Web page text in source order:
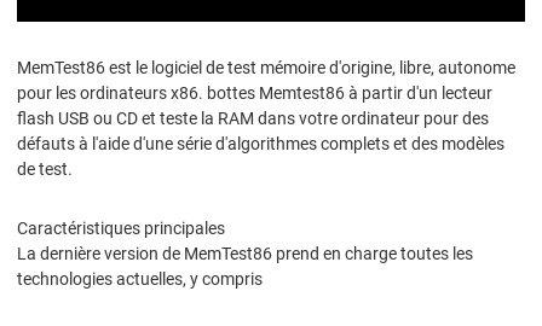
MemTest86 est le logiciel de test mémoire d'origine, libre, autonome
pour les ordinateurs x86. bottes Memtest86 à partir d'un lecteur
flash USB ou CD et teste la RAM dans votre ordinateur pour des
défauts à l'aide d'une série d'algorithmes complets et des modèles
de test.
Caractéristiques principales
La dernière version de MemTest86 prend en charge toutes les
technologies actuelles, y compris